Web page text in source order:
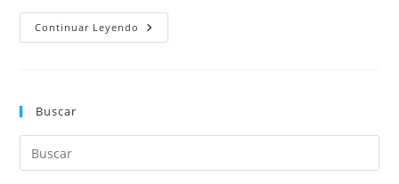
Continuar Leyendo Fundamentos
De
Buscar